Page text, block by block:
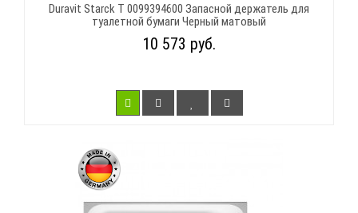
Duravit Starck T 0099394600 Запасной держатель для
туалетной бумаги Черный матовый
10 573 руб.